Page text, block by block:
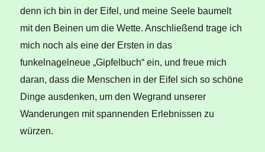
denn ich bin in der Eifel, und meine Seele baumelt
mit den Beinen um die Wette. Anschließend trage ich
mich noch als eine der Ersten in das
funkelnagelneue „Gipfelbuch“ ein, und freue mich
daran, dass die Menschen in der Eifel sich so schöne
Dinge ausdenken, um den Wegrand unserer
Wanderungen mit spannenden Erlebnissen zu
würzen.